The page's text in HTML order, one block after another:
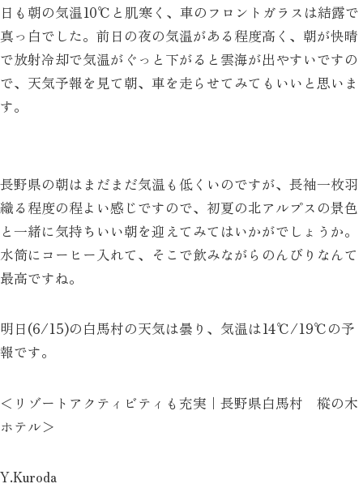
日も朝の気温10℃と肌寒く、車のフロントガラスは結露で
真っ白でした。前日の夜の気温がある程度高く、朝が快晴
で放射冷却で気温がぐっと下がると雲海が出やすいですの
で、天気予報を見て朝、車を走らせてみてもいいと思いま
す。
長野県の朝はまだまだ気温も低くいのですが、長袖一枚羽
織る程度の程よい感じですので、初夏の北アルプスの景色
と一緒に気持ちいい朝を迎えてみてはいかがでしょうか。
水筒にコーヒー入れて、そこで飲みながらのんびりなんて
最高ですね。
明日(6/15)の白馬村の天気は曇り、気温は14℃/19℃の予
報です。
＜リゾートアクティビティも充実｜長野県白馬村 樅の木
ホテル＞
Y.Kuroda